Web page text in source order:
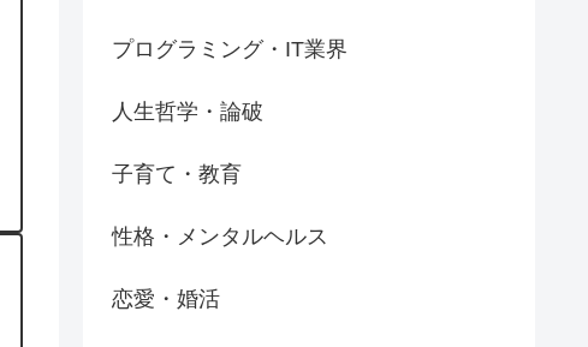
プログラミング・IT業界
人生哲学・論破
子育て・教育
性格・メンタルヘルス
恋愛・婚活